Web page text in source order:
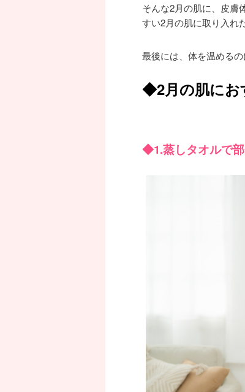
そんな2月の肌に、皮膚
すい2月の肌に取り入れ
最後には、体を温める
◆2月の肌にお
◆1.蒸しタオルで